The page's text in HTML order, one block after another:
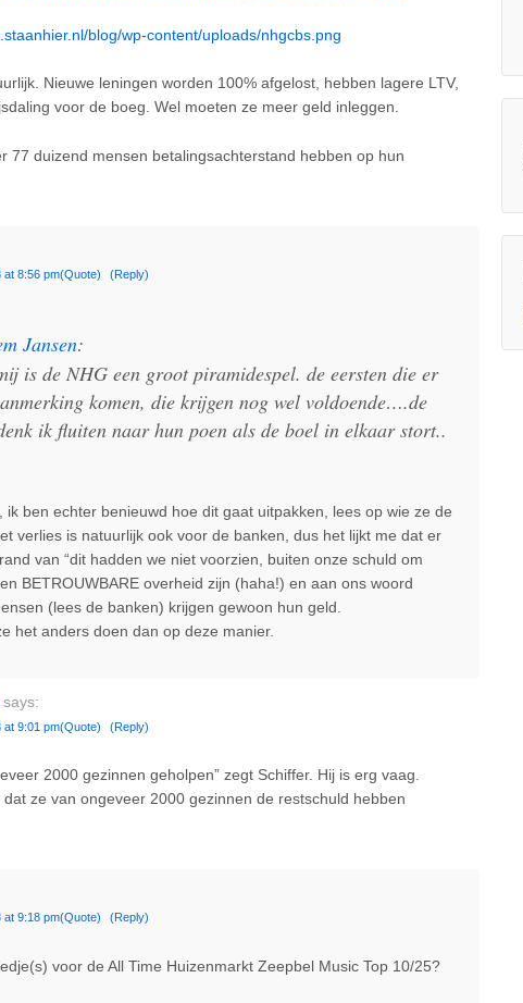
blog/wp-content/uploads/nhgcbs.png
Nieuwe leningen worden 100% afgelost, hebben lagere LTV,
voor de boeg. Wel moeten ze meer geld inleggen.
77 duizend mensen betalingsachterstand hebben op hun
at 8:56 pm(Quote) (Reply)
Jansen:
is de NHG een groot piramidespel. de eersten die er
komen, die krijgen nog wel voldoende….de
ik fluiten naar hun poen als de boel in elkaar stort..
ik ben echter benieuwd hoe dit gaat uitpakken, lees op wie ze de
verlies is natuurlijk ook voor de banken, dus het lijkt me dat er
van “dit hadden we niet voorzien, buiten onze schuld om
BETROUWBARE overheid zijn (haha!) en aan ons woord
(lees de banken) krijgen gewoon hun geld.
het anders doen dan op deze manier.
says:
at 9:01 pm(Quote) (Reply)
2000 gezinnen geholpen” zegt Schiffer. Hij is erg vaag.
ze van ongeveer 2000 gezinnen de restschuld hebben
at 9:18 pm(Quote) (Reply)
voor de All Time Huizenmarkt Zeepbel Music Top 10/25?